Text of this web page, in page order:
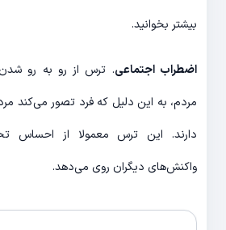
بیشتر بخوانید.
اضطراب اجتماعی. ترس از رو به رو
مردم، به این دلیل که فرد تصور می‌کند
دارند. این ترس معمولا از احساس
واکنش‌های دیگران روی می‌دهد.